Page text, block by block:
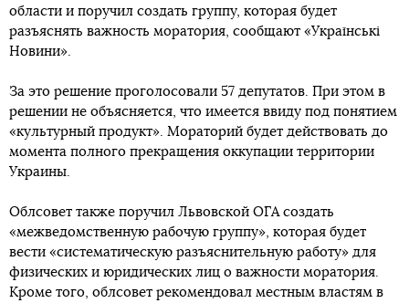
области и поручил создать группу, которая будет
разъяснять важность моратория, сообщают «Українські
Новини».
За это решение проголосовали 57 депутатов. При этом в
решении не объясняется, что имеется ввиду под понятием
«культурный продукт». Мораторий будет действовать до
момента полного прекращения оккупации территории
Украины.
Облсовет также поручил Львовской ОГА создать
«межведомственную рабочую группу», которая будет
вести «систематическую разъяснительную работу» для
физических и юридических лиц о важности моратория.
Кроме того, облсовет рекомендовал местным властям в